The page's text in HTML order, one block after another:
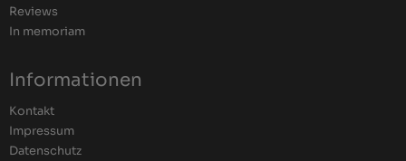
Reviews
In memoriam
Informationen
Kontakt
Impressum
Datenschutz